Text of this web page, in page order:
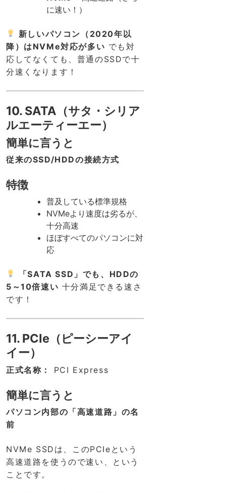
に速い！）
新しいパソコン（2020年以
降）はNVMe対応が多い でも対
応してなくても、普通のSSDで十
分速くなります！
10. SATA（サタ・シリア
ルエーティーエー）
簡単に言うと
従来のSSD/HDDの接続方式
特徴
普及している標準規格
NVMeより速度は劣るが、
十分高速
ほぼすべてのパソコンに対
応
「SATA SSD」でも、HDDの
5～10倍速い 十分満足できる速さ
です！
11. PCIe（ピーシーアイ
イー）
正式名称： PCI Express
簡単に言うと
パソコン内部の「高速道路」の名
前
NVMe SSDは、このPCIeという
高速道路を使うので速い、という
ことです。